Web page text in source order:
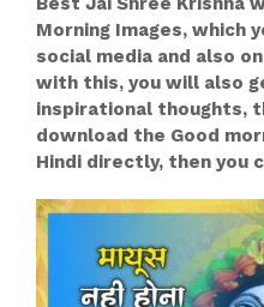
Morning Images, which
social media and also
with this, you will also
inspirational thoughts,
download the Good
Hindi directly, then you